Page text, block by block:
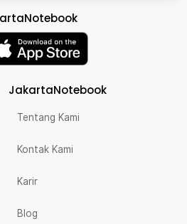
JakartaNotebook
Tentang Kami
Kontak Kami
Karir
Blog